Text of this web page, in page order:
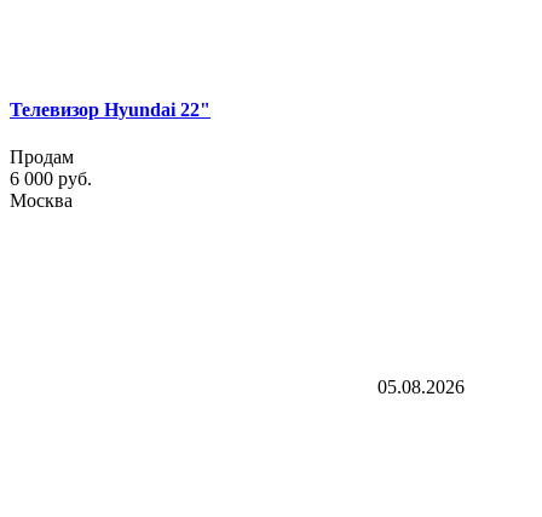
Телевизор Hyundai 22"
Продам
6 000 руб.
Москва
05.08.2026